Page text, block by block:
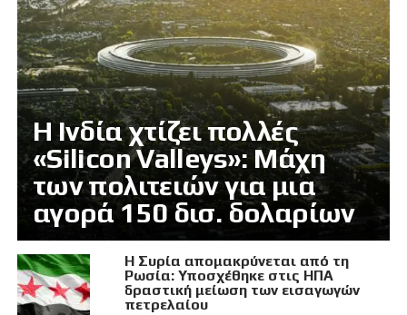
Η Ινδία χτίζει πολλές
«Silicon Valleys»: Μάχη
των πολιτειών για μια
αγορά 150 δισ. δολαρίων
Η Συρία απομακρύνεται από τη
Ρωσία: Υποσχέθηκε στις ΗΠΑ
δραστική μείωση των εισαγωγών
πετρελαίου